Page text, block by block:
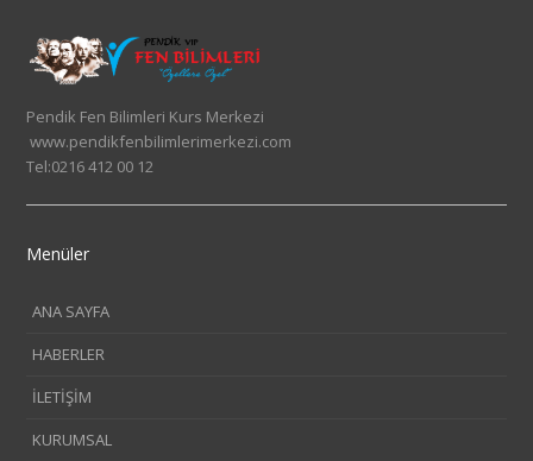
Pendik Fen Bilimleri Kurs Merkezi
www.pendikfenbilimlerimerkezi.com
Tel:0216 412 00 12
Menüler
ANA SAYFA
HABERLER
İLETİŞİM
KURUMSAL